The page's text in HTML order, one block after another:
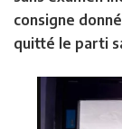
consigne
quitté le parti